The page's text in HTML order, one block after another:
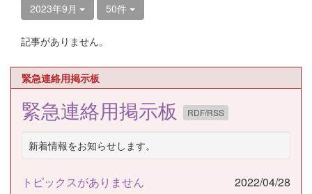
2023年9月 50件
記事がありません。
緊急連絡用掲示板
緊急連絡用掲示板 RDF/RSS
新着情報をお知らせします。
トピックスがありません 2022/04/28